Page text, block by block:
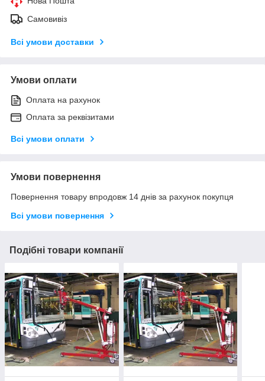
Самовивіз
Всі умови доставки
Умови оплати
Оплата на рахунок
Оплата за реквізитами
Всі умови оплати
Умови повернення
Повернення товару впродовж 14 днів за рахунок покупця
Всі умови повернення
Подібні товари компанії